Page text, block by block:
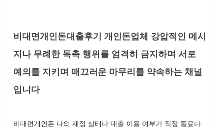
비대면개인돈대출후기 개인돈업체 강압적인 메시
지나 무례한 독촉 행위를 엄격히 금지하며 서로
예의를 지키며 매끄러운 마무리를 약속하는 채널
입니다
비대면개인돈 나의 재정 상태나 대출 이용 여부가 직장 동료나